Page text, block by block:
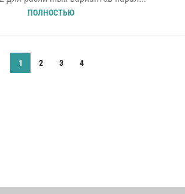
ПОЛНОСТЬЮ
1 2 3 4